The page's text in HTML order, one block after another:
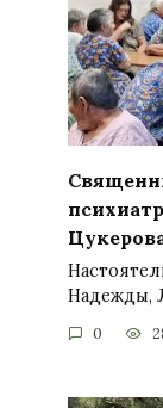
Надежды,
0